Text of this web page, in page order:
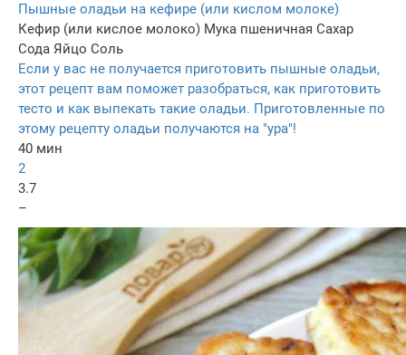
Пышные оладьи на кефире (или кислом молоке)
Кефир (или кислое молоко) Мука пшеничная Сахар
Сода Яйцо Соль
Если у вас не получается приготовить пышные оладьи,
этот рецепт вам поможет разобраться, как приготовить
тесто и как выпекать такие оладьи. Приготовленные по
этому рецепту оладьи получаются на "ура"!
40 мин
2
3.7
–